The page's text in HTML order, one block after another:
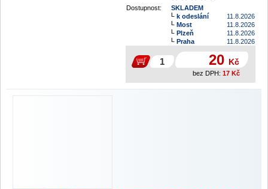
Dostupnost:
SKLADEM
k odeslání
11.8.2026
Most
11.8.2026
Plzeň
11.8.2026
Praha
11.8.2026
20 Kč
bez DPH: 17 Kč